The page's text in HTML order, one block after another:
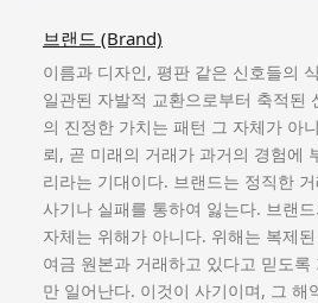
브랜드 (Brand)
이름과 디자인, 평판 같은 신호들의
일관된 자발적 교환으로부터 축적된
의 진정한 가치는 패턴 그 자체가 아
뢰, 곧 미래의 거래가 과거의 경험에
리라는 기대이다. 브랜드는 정직한
사기나 실패를 통하여 잃는다. 브랜
자체는 위해가 아니다. 위해는 복제
여금 원본과 거래하고 있다고 믿도록
만 일어난다. 이것이 사기이며, 그 해